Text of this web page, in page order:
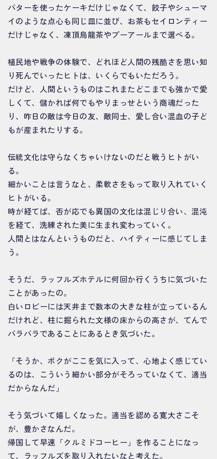
バターを使ったケーキだけじゃなくて、餃子やシューマ
イのような点心も同じ皿に並び、お茶もセイロンティー
だけじゃなく、凍頂烏龍茶やプーアールまで選べる。
植民地や戦争の体験で、どれほど人間の残酷さを思い知
り死んでいったヒトは、いくらでもいただろう。
だけど、人間というものはこれまたどこまでも強かで愛
しくて、儲かれば何でもやりまっせという商魂だった
り、昨日の敵は今日の友、敵同士、愛し合い混血の子ど
もが産まれたりする。
伝統文化は守らなくちゃいけないのだと戦うヒトがい
る。
細かいことは言うなと、柔軟さをもって取り入れていく
ヒトがいる。
時が経てば、否が応でも異国の文化は混じり合い、混沌
を経て、洗練された美に生まれ変わっていく。
人間とはなんというものだと、ハイティーに感じてしま
う。
そうだ、ラッフルズホテルに何回か行くうちに気づいた
ことがあったの。
白いロビーには天井まで数本の大きな柱が立っているん
だけれど、柱に掘られた文様の床からの高さが、てんで
バラバラであることにあるとき気づいた。
「そうか、ボクがここを気に入って、心地よく感じてい
るのは、こういう細かい部分がそろっていなくて、適当
だからなんだ」
そう気づいて嬉しくなった。適当を認める寛大さこそ
が、豊かさなんだ。
帰国して早速「クルミドコーヒー」を作ることになっ
て、ラッフルズを取り入れたいなと考えた。